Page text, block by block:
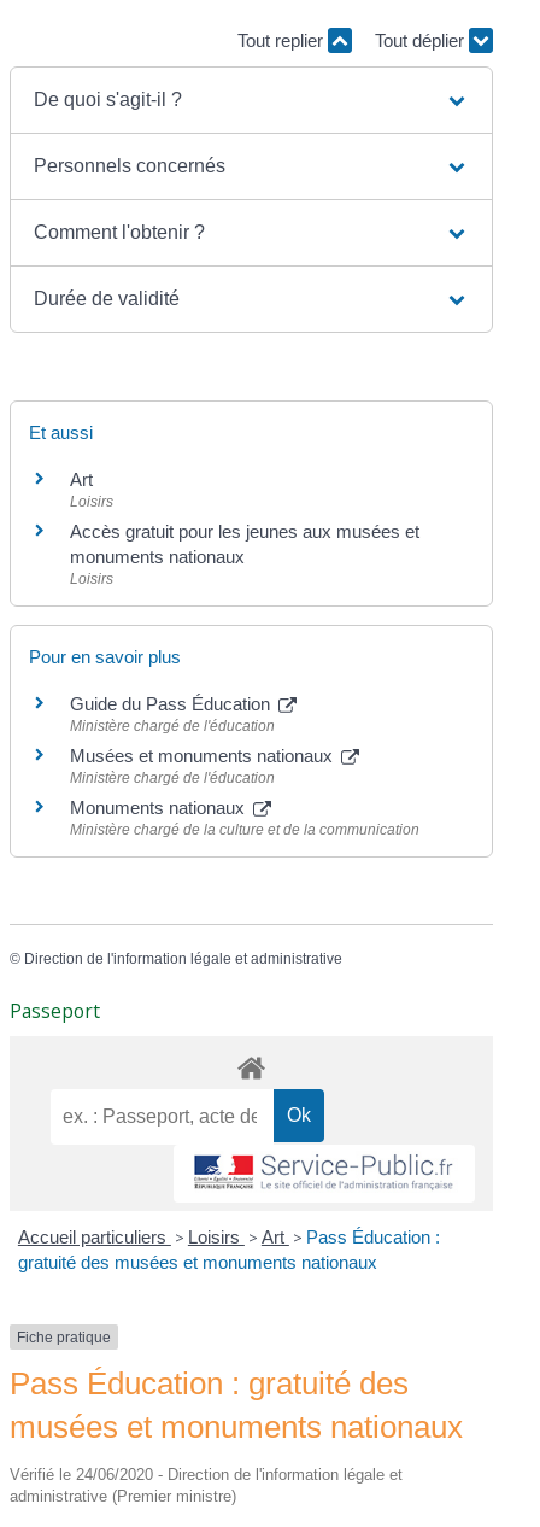
Tout replier Tout déplier
De quoi s'agit-il ?
Personnels concernés
Comment l'obtenir ?
Durée de validité
Et aussi
Art
Loisirs
Accès gratuit pour les jeunes aux musées et
monuments nationaux
Loisirs
Pour en savoir plus
Guide du Pass Éducation
Ministère chargé de l'éducation
Musées et monuments nationaux
Ministère chargé de l'éducation
Monuments nationaux
Ministère chargé de la culture et de la communication
© Direction de l'information légale et administrative
Passeport
Accueil particuliers > Loisirs > Art > Pass Éducation :
gratuité des musées et monuments nationaux
Fiche pratique
Pass Éducation : gratuité des
musées et monuments nationaux
Vérifié le 24/06/2020 - Direction de l'information légale et
administrative (Premier ministre)